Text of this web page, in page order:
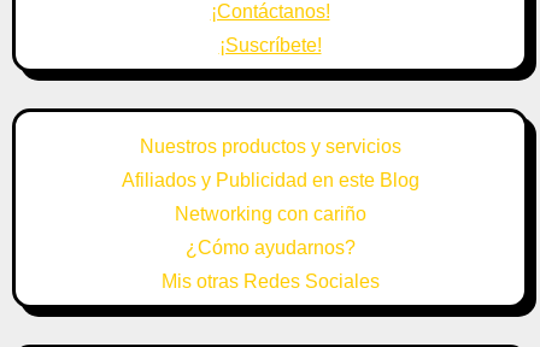
¡Contáctanos!
¡Suscríbete!
Nuestros productos y servicios
Afiliados y Publicidad en este Blog
Networking con cariño
¿Cómo ayudarnos?
Mis otras Redes Sociales